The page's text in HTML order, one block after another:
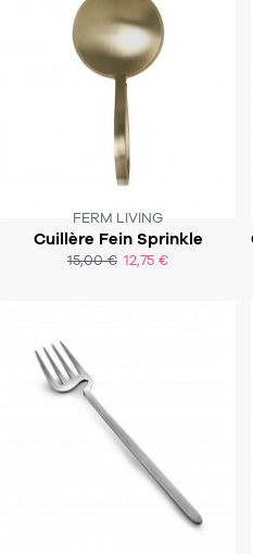
FERM LIVING
Cuillère Fein Sprinkle
15,00 € 12,75 €
SOUS 3-4 SEMAINES
ACHAT EXPRESS